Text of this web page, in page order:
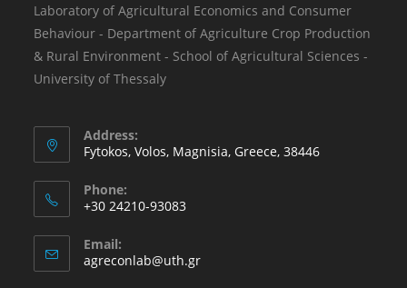
Laboratory of Agricultural Economics and Consumer
Behaviour - Department of Agriculture Crop Production
& Rural Environment - School of Agricultural Sciences -
University of Thessaly
Address:
Fytokos, Volos, Magnisia, Greece, 38446
Phone:
+30 24210-93083
Email:
agreconlab@uth.gr